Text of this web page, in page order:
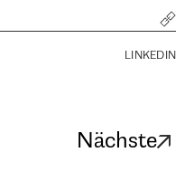
LINKEDIN
Nächste